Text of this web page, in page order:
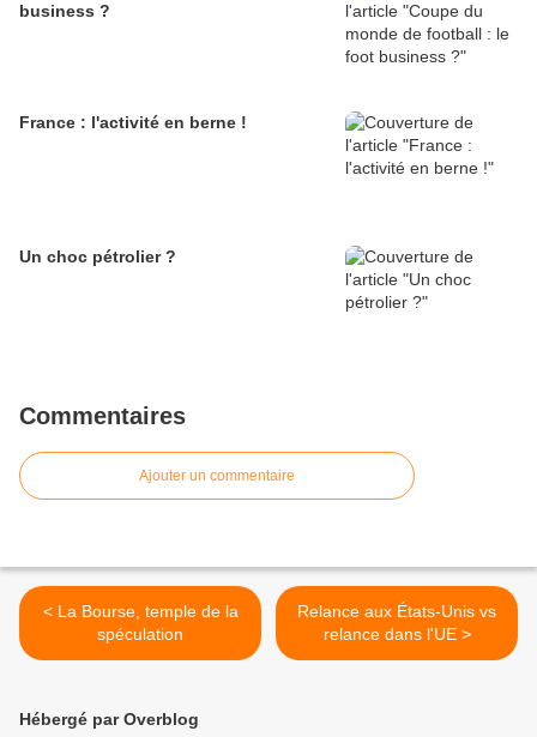
business ?
France : l'activité en berne !
Un choc pétrolier ?
Commentaires
Ajouter un commentaire
< La Bourse, temple de la
spéculation
Relance aux États-Unis vs
relance dans l'UE >
Hébergé par Overblog